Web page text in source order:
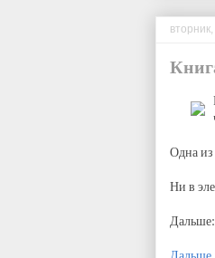
Одна из
Ни в
Дальше: